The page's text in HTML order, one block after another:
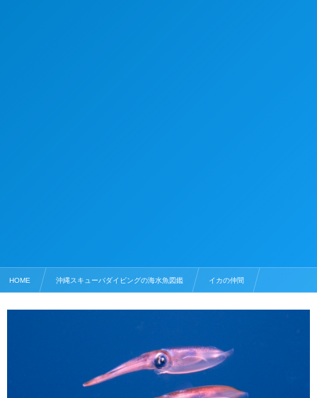
HOME 沖縄スキューバダイビングの海水魚図鑑 イカの仲間